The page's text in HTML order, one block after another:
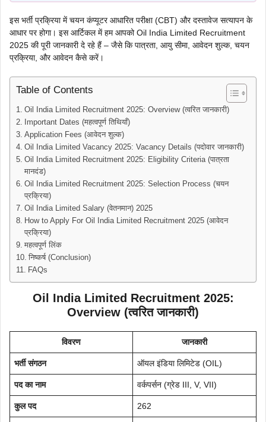
इस भर्ती प्रक्रिया में चयन कंप्यूटर आधारित परीक्षा (CBT) और दस्तावेज सत्यापन के
आधार पर होगा। इस आर्टिकल में हम आपको Oil India Limited Recruitment
2025 की पूरी जानकारी दे रहे हैं – जैसे कि पात्रता, आयु सीमा, आवेदन शुल्क, चयन
प्रक्रिया, और आवेदन कैसे करें।
Table of Contents
Oil India Limited Recruitment 2025: Overview (त्वरित जानकारी)
Important Dates (महत्वपूर्ण तिथियाँ)
Application Fees (आवेदन शुल्क)
Oil India Limited Vacancy 2025: Vacancy Details (पदोवार जानकारी)
Oil India Limited Recruitment 2025: Eligibility Criteria (पात्रता
मानदंड)
Oil India Limited Recruitment 2025: Selection Process (चयन
प्रक्रिया)
Oil India Limited Salary (वेतनमान) 2025
How to Apply For Oil India Limited Recruitment 2025 (आवेदन
प्रक्रिया)
महत्वपूर्ण लिंक
निष्कर्ष (Conclusion)
FAQs
Oil India Limited Recruitment 2025:
Overview (त्वरित जानकारी)
विवरण जानकारी
भर्ती संगठन ऑयल इंडिया लिमिटेड (OIL)
पद का नाम वर्कपर्सन (ग्रेड III, V, VII)
कुल पद 262